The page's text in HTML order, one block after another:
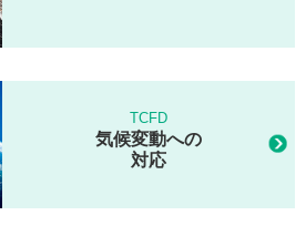
TCFD
気候変動への
対応